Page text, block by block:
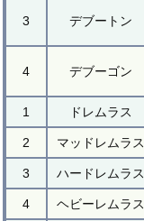
3 デブートン
4 デブーゴン
1 ドレムラス
2 マッドレムラス
3 ハードレムラス
4 ヘビーレムラス